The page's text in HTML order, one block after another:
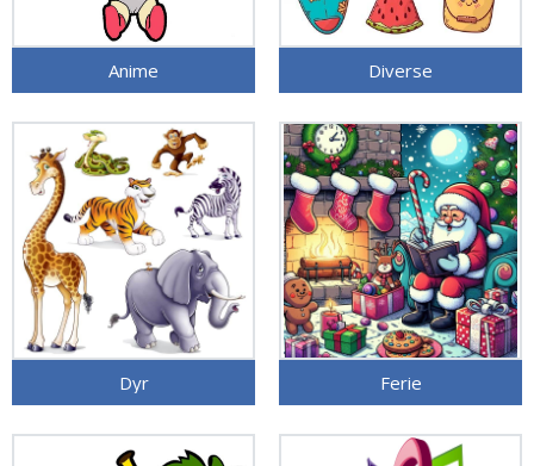
Anime Diverse
Dyr Ferie